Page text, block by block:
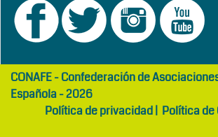
girls
abaya
maltepe
otelCONAFE - Confederación de
Española - 2026
Política de privacidad| Política de